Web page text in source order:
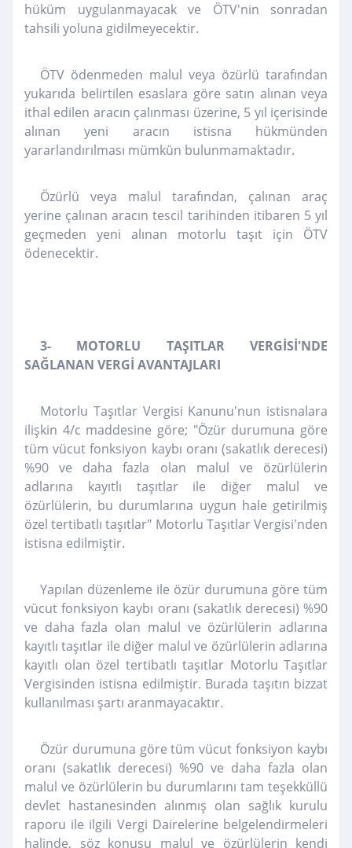
hüküm uygulanmayacak ve ÖTV'nin sonradan
tahsili yoluna gidilmeyecektir.
ÖTV ödenmeden malul veya özürlü tarafından
yukarıda belirtilen esaslara göre satın alınan veya
ithal edilen aracın çalınması üzerine, 5 yıl içerisinde
alınan yeni aracın istisna hükmünden
yararlandırılması mümkün bulunmamaktadır.
Özürlü veya malul tarafından, çalınan araç
yerine çalınan aracın tescil tarihinden itibaren 5 yıl
geçmeden yeni alınan motorlu taşıt için ÖTV
ödenecektir.
3- MOTORLU TAŞITLAR VERGİSİ'NDE
SAĞLANAN VERGİ AVANTAJLARI
Motorlu Taşıtlar Vergisi Kanunu'nun istisnalara
ilişkin 4/c maddesine göre; "Özür durumuna göre
tüm vücut fonksiyon kaybı oranı (sakatlık derecesi)
%90 ve daha fazla olan malul ve özürlülerin
adlarına kayıtlı taşıtlar ile diğer malul ve
özürlülerin, bu durumlarına uygun hale getirilmiş
özel tertibatlı taşıtlar" Motorlu Taşıtlar Vergisi'nden
istisna edilmiştir.
Yapılan düzenleme ile özür durumuna göre tüm
vücut fonksiyon kaybı oranı (sakatlık derecesi) %90
ve daha fazla olan malul ve özürlülerin adlarına
kayıtlı taşıtlar ile diğer malul ve özürlülerin adlarına
kayıtlı olan özel tertibatlı taşıtlar Motorlu Taşıtlar
Vergisinden istisna edilmiştir. Burada taşıtın bizzat
kullanılması şartı aranmayacaktır.
Özür durumuna göre tüm vücut fonksiyon kaybı
oranı (sakatlık derecesi) %90 ve daha fazla olan
malul ve özürlülerin bu durumlarını tam teşekküllü
devlet hastanesinden alınmış olan sağlık kurulu
raporu ile ilgili Vergi Dairelerine belgelendirmeleri
halinde, söz konusu malul ve özürlülerin kendi